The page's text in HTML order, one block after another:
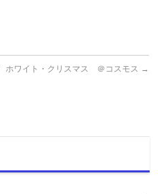
ホワイト・クリスマス ＠コスモス →